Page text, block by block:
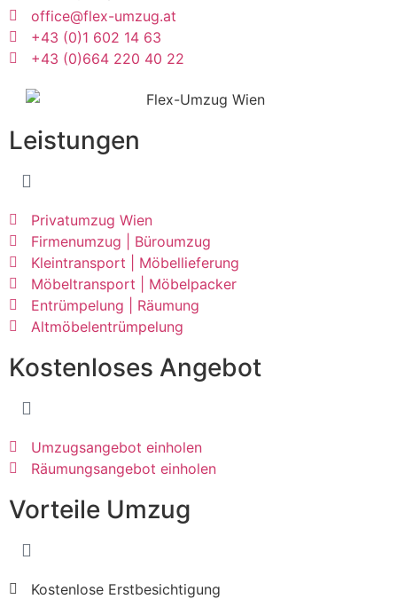
office@flex-umzug.at
+43 (0)1 602 14 63
+43 (0)664 220 40 22
Leistungen
Privatumzug Wien
Firmenumzug | Büroumzug
Kleintransport | Möbellieferung
Möbeltransport | Möbelpacker
Entrümpelung | Räumung
Altmöbelentrümpelung
Kostenloses Angebot
Umzugsangebot einholen
Räumungsangebot einholen
Vorteile Umzug
Kostenlose Erstbesichtigung